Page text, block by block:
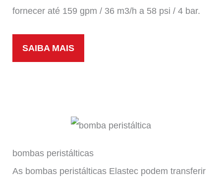
fornecer até 159 gpm / 36 m3/h a 58 psi / 4 bar.
SAIBA MAIS
bombas peristálticas
As bombas peristálticas Elastec podem transferir